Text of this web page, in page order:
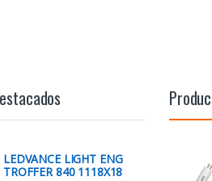
LEDVANCE LIGHT ENG
TROFFER 840 1118X18